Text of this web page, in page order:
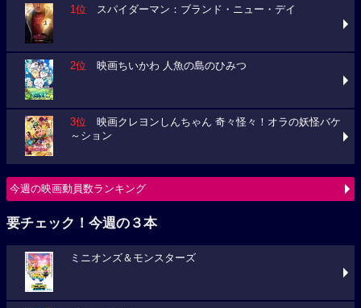
1位 スパイダーマン：ブランド・ニュー・デイ
2位 映画ちいかわ 人魚の島のひみつ
3位 映画クレヨンしんちゃん 奇々怪々！オラの妖怪バケ
～ション
今週の映画動員数ランキング
要チェック！今週の３本
ミニオンズ＆モンスターズ